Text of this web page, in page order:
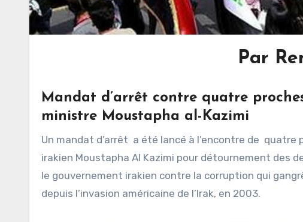
Par
Mandat d’arrêt contre quatre
ministre Moustapha al-Kazimi
Un mandat d’arrêt a été lancé à l’encontre de quatre
irakien Moustapha Al Kazimi pour détournement des
le gouvernement irakien contre la corruption qui
depuis l’invasion américaine de l’Irak, en 2003.